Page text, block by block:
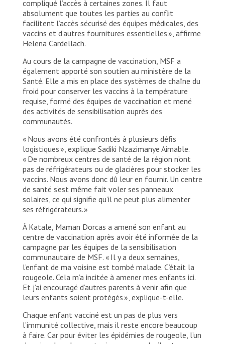
compliqué l’accès à certaines zones. Il faut
absolument que toutes les parties au conflit
facilitent l’accès sécurisé des équipes médicales, des
vaccins et d’autres fournitures essentielles », affirme
Helena Cardellach.
Au cours de la campagne de vaccination, MSF a
également apporté son soutien au ministère de la
Santé. Elle a mis en place des systèmes de chaîne du
froid pour conserver les vaccins à la température
requise, formé des équipes de vaccination et mené
des activités de sensibilisation auprès des
communautés.
« Nous avons été confrontés à plusieurs défis
logistiques », explique Sadiki Nzazimanye Aimable.
« De nombreux centres de santé de la région n’ont
pas de réfrigérateurs ou de glacières pour stocker les
vaccins. Nous avons donc dû leur en fournir. Un centre
de santé s’est même fait voler ses panneaux
solaires, ce qui signifie qu’il ne peut plus alimenter
ses réfrigérateurs. »
À Katale, Maman Dorcas a amené son enfant au
centre de vaccination après avoir été informée de la
campagne par les équipes de la sensibilisation
communautaire de MSF. « Il y a deux semaines,
l’enfant de ma voisine est tombé malade. C’était la
rougeole. Cela m’a incitée à amener mes enfants ici.
Et j’ai encouragé d’autres parents à venir afin que
leurs enfants soient protégés », explique-t-elle.
Chaque enfant vacciné est un pas de plus vers
l’immunité collective, mais il reste encore beaucoup
à faire. Car pour éviter les épidémies de rougeole, l’un